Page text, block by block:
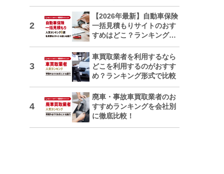
トも解説
【2026年最新】自動車保険
一括見積もりサイトのおす
すめはどこ？ランキングで
車買取業者を利用するなら
どこを利用するのがおすす
め？ランキング形式で比較
廃車・事故車買取業者のお
すすめランキングを会社別
に徹底比較！